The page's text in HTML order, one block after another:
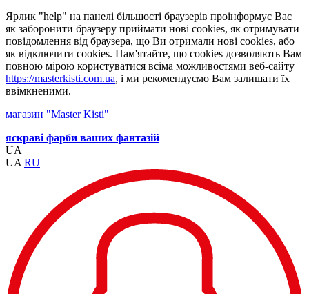
Ярлик "help" на панелі більшості браузерів проінформує Вас
як заборонити браузеру приймати нові cookies, як отримувати
повідомлення від браузера, що Ви отримали нові cookies, або
як відключити cookies. Пам'ятайте, що cookies дозволяють Вам
повною мірою користуватися всіма можливостями веб-сайту
https://masterkisti.com.ua, і ми рекомендуємо Вам залишати їх
ввімкненими.
магазин "Master Kisti"
яскраві фарби ваших фантазій
UA
UA RU